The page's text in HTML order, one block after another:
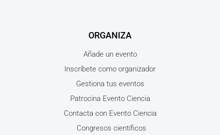
ORGANIZA
Añade un evento
Inscríbete como organizador
Gestiona tus eventos
Patrocina Evento Ciencia
Contacta con Evento Ciencia
Congresos científicos